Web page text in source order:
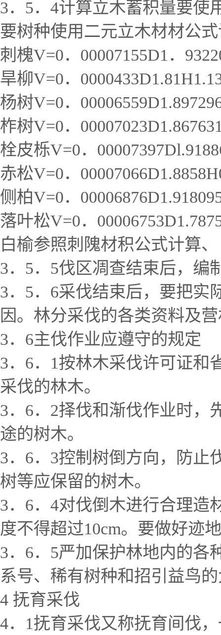
3．5．4计算立木蓄积量要使
要树种使用二元立木材材公
刺槐V=0．00007155D1．
旱柳V=0．
杨树V=0．
柞树V=0．
栓皮栎V=0．
赤松V=0．
侧柏V=0．
落叶松V=0．
白榆参照刺隗材积公式计算、
3．5．5伐区凋查结束后，编
3．5．6采伐结束后，要把实
因。林分采伐的各类资料及
3．6主伐作业应遵守的规定
3．6．1按林木采伐许可证和
采伐的林木。
3．6．2择伐和渐伐作业时，
途的树木。
3．6．3控制树倒方向，防止
树等应保留的树木。
3．6．4对伐倒木进行合理造
度不得超过10cm。要做好迹
3．6．5严加保护林地内的各
系号、稀有树种和招引益鸟
4 抚育采伐
4．1抚育采伐又称抚育间伐